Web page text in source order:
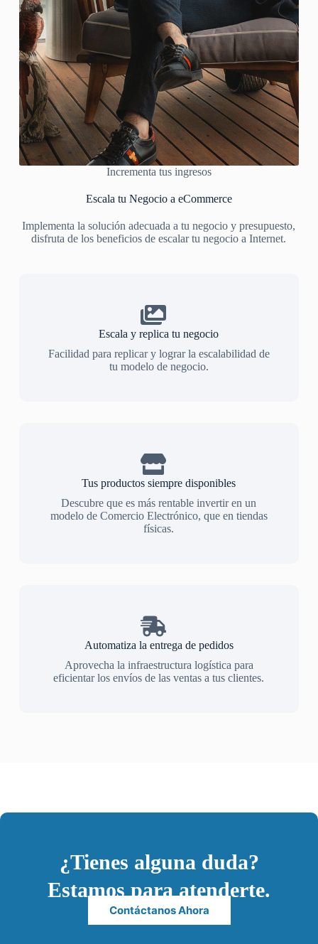
Incrementa tus ingresos
Escala tu Negocio a eCommerce
Implementa la solución adecuada a tu negocio y presupuesto,
disfruta de los beneficios de escalar tu negocio a Internet.
Escala y replica tu negocio
Facilidad para replicar y lograr la escalabilidad de
tu modelo de negocio.
Tus productos siempre disponibles
Descubre que es más rentable invertir en un
modelo de Comercio Electrónico, que en tiendas
físicas.
Automatiza la entrega de pedidos
Aprovecha la infraestructura logística para
eficientar los envíos de las ventas a tus clientes.
¿Tienes alguna duda?
Estamos para atenderte.
Contáctanos Ahora